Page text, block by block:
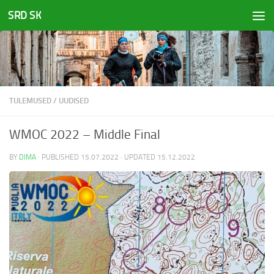
Skip to content
SRD SK
TULEMUSED / UUDISED
WMOC 2022 – Middle Final
BY DIMA · PUBLISHED 15.07.2022 · UPDATED 15.12.2022